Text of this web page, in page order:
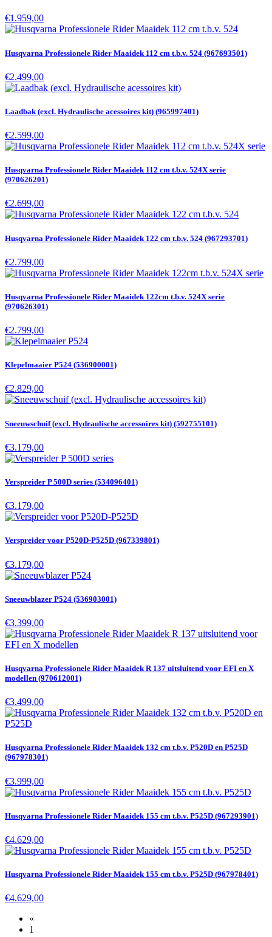
€1.959,00
Husqvarna Professionele Rider Maaidek 112 cm t.b.v. 524 (967693501)
€2.499,00
Laadbak (excl. Hydraulische acessoires kit) (965997401)
€2.599,00
Husqvarna Professionele Rider Maaidek 112 cm t.b.v. 524X serie
(970626201)
€2.699,00
Husqvarna Professionele Rider Maaidek 122 cm t.b.v. 524 (967293701)
€2.799,00
Husqvarna Professionele Rider Maaidek 122cm t.b.v. 524X serie
(970626301)
€2.799,00
Klepelmaaier P524 (536900001)
€2.829,00
Sneeuwschuif (excl. Hydraulische accessoires kit) (592755101)
€3.179,00
Verspreider P 500D series (534096401)
€3.179,00
Verspreider voor P520D-P525D (967339801)
€3.179,00
Sneeuwblazer P524 (536903001)
€3.399,00
Husqvarna Professionele Rider Maaidek R 137 uitsluitend voor EFI en X
modellen (970612001)
€3.499,00
Husqvarna Professionele Rider Maaidek 132 cm t.b.v. P520D en P525D
(967978301)
€3.999,00
Husqvarna Professionele Rider Maaidek 155 cm t.b.v. P525D (967293901)
€4.629,00
Husqvarna Professionele Rider Maaidek 155 cm t.b.v. P525D (967978401)
€4.629,00
«
1